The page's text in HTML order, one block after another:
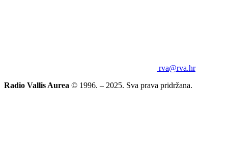
rva@rva.hr
Radio Vallis Aurea © 1996. – 2025. Sva prava pridržana.